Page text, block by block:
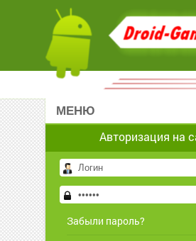
МЕНЮ
Авторизация на
Забыли пароль?